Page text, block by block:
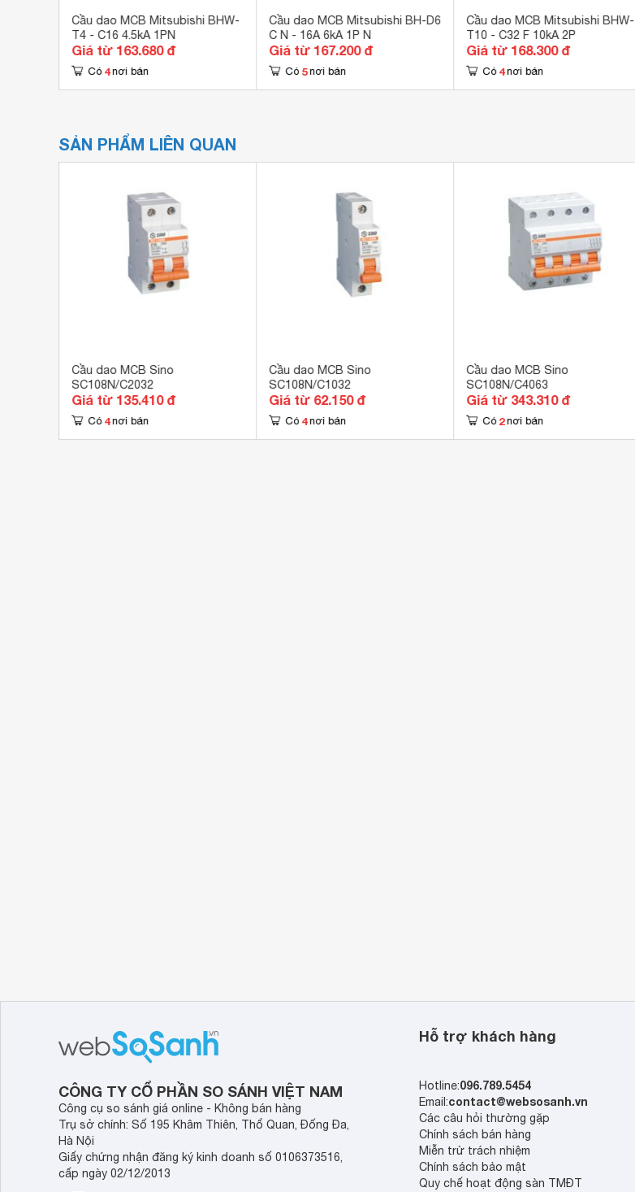
Cầu dao MCB Mitsubishi BHW-
T4 - C16 4.5kA 1PN
Giá từ 163.680 đ
Có 4 nơi bán
Cầu dao MCB Mitsubishi BH-D6
C N - 16A 6kA 1P N
Giá từ 167.200 đ
Có 5 nơi bán
Cầu dao MCB Mitsubishi BHW-
T10 - C32 F 10kA 2P
Giá từ 168.300 đ
Có 4 nơi bán
SẢN PHẨM LIÊN QUAN
Cầu dao MCB Sino
SC108N/C2032
Giá từ 135.410 đ
Có 4 nơi bán
Cầu dao MCB Sino
SC108N/C1032
Giá từ 62.150 đ
Có 4 nơi bán
Cầu dao MCB Sino
SC108N/C4063
Giá từ 343.310 đ
Có 2 nơi bán
CÔNG TY CỔ PHẦN SO SÁNH VIỆT NAM
Công cụ so sánh giá online - Không bán hàng
Trụ sở chính: Số 195 Khâm Thiên, Thổ Quan, Đống Đa,
Hà Nội
Giấy chứng nhận đăng ký kinh doanh số 0106373516,
cấp ngày 02/12/2013
Hỗ trợ khách hàng
Hotline:096.789.5454
Email:contact@websosanh.vn
Các câu hỏi thường gặp
Chính sách bán hàng
Miễn trừ trách nhiệm
Chính sách bảo mật
Quy chế hoạt động sàn TMĐT